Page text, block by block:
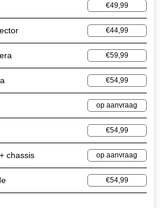
€49,99
€44,99
€59,99
€54,99
op aanvraag
€54,99
chassis op aanvraag
€54,99